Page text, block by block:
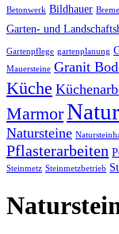
Betonwerk Bildhauer
Garten- und
Gartenpflege gartenplanung
Mauersteine Granit
Küche
Marmor
Natursteine
Pflasterarbeiten
Steinmetz Steinmetzbetrieb